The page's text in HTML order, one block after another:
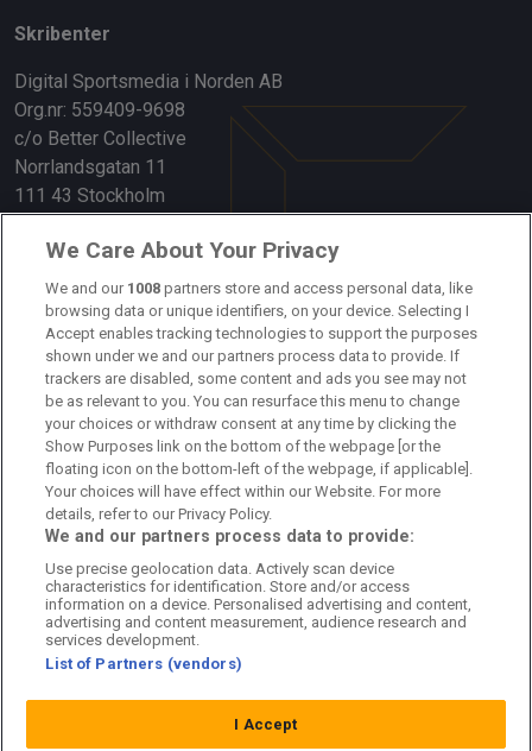
Skribenter
Digital Sportsmedia i Norden AB
Org.nr: 559409-9698
c/o Better Collective
Norrlandsgatan 11
111 43 Stockholm
Länkar
Om oss
Kontakta oss
Kundtjänst
Sponsor: Rekatochklart
Annonsera på Fotbolldirekt
Redaktionell policy
Personuppgiftspolicy
Cookiepolicy
Arkiv
We Care About Your Privacy
We and our 1008 partners store and access personal data, like
browsing data or unique identifiers, on your device. Selecting I
Accept enables tracking technologies to support the purposes
shown under we and our partners process data to provide. If
trackers are disabled, some content and ads you see may not
be as relevant to you. You can resurface this menu to change
your choices or withdraw consent at any time by clicking the
Show Purposes link on the bottom of the webpage [or the
floating icon on the bottom-left of the webpage, if applicable].
Your choices will have effect within our Website. For more
details, refer to our Privacy Policy.
We and our partners process data to provide:
Use precise geolocation data. Actively scan device
characteristics for identification. Store and/or access
information on a device. Personalised advertising and content,
advertising and content measurement, audience research and
services development.
List of Partners (vendors)
I Accept